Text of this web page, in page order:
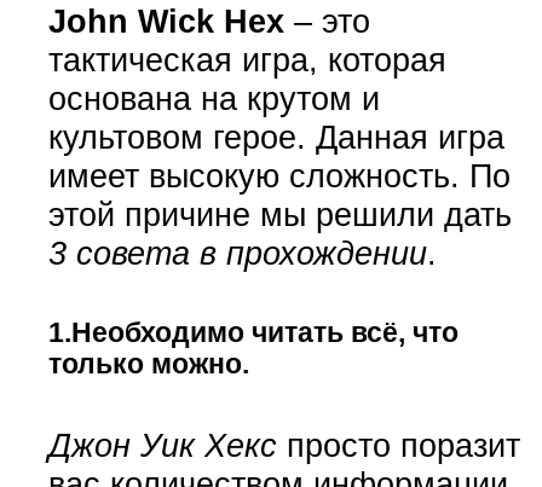
John Wick Hex– это
тактическая игра, которая
основана на крутом и
культовом герое. Данная игра
имеет высокую сложность. По
этой причине мы решили дать
3 совета в прохождении.
1.Необходимо читать всё, что
только можно.
Джон Уик Хекспросто поразит